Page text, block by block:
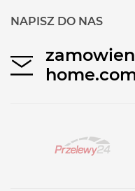
NAPISZ DO NAS